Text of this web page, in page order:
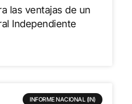
las ventajas de un
Independiente
INFORME NACIONAL (IN)